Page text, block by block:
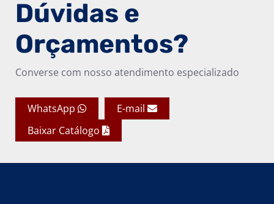
Dúvidas e
Orçamentos?
Converse com nosso atendimento especializado
WhatsApp
E-mail
Baixar Catálogo